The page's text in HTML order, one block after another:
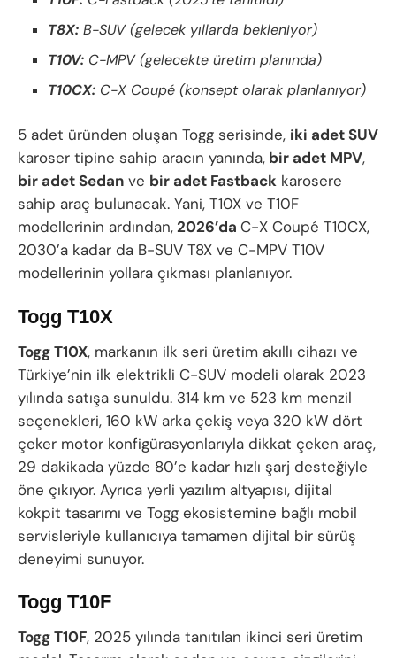
T8X: B-SUV (gelecek yıllarda bekleniyor)
T10V: C-MPV (gelecekte üretim planında)
T10CX: C-X Coupé (konsept olarak planlanıyor)
5 adet üründen oluşan Togg serisinde, iki adet SUV
karoser tipine sahip aracın yanında, bir adet MPV,
bir adet Sedan ve bir adet Fastback karosere
sahip araç bulunacak. Yani, T10X ve T10F
modellerinin ardından,2026’da C-X Coupé T10CX,
2030’a kadar da B-SUV T8X ve C-MPV T10V
modellerinin yollara çıkması planlanıyor.
Togg T10X
Togg T10X, markanın ilk seri üretim akıllı cihazı ve
Türkiye’nin ilk elektrikli C-SUV modeli olarak 2023
yılında satışa sunuldu. 314 km ve 523 km menzil
seçenekleri, 160 kW arka çekiş veya 320 kW dört
çeker motor konfigürasyonlarıyla dikkat çeken araç,
29 dakikada yüzde 80’e kadar hızlı şarj desteğiyle
öne çıkıyor. Ayrıca yerli yazılım altyapısı, dijital
kokpit tasarımı ve Togg ekosistemine bağlı mobil
servisleriyle kullanıcıya tamamen dijital bir sürüş
deneyimi sunuyor.
Togg T10F
Togg T10F, 2025 yılında tanıtılan ikinci seri üretim